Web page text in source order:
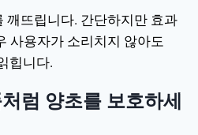
깨뜨립니다. 간단하지만 효과
사용자가 소리치지 않아도
힙니다.
럼 양초를 보호하세